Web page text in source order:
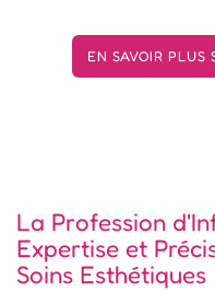
EN SAVOIR PLUS
La Profession
Expertise et
Soins Esthétiques